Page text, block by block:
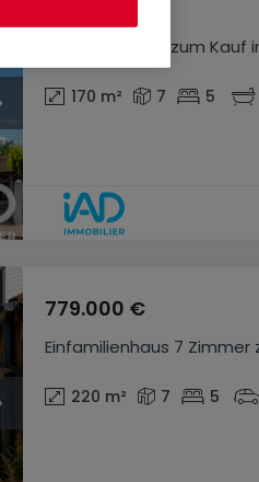
zum Kauf
170 m² 7 5
Einfamilienhaus 7 Zimmer
779.000 €
220 m² 7 5